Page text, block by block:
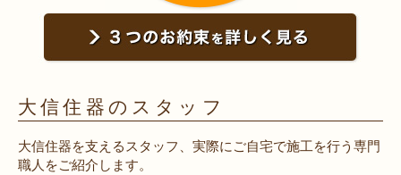
大信住器のスタッフ
大信住器を支えるスタッフ、実際にご自宅で施工を行う専門
職人をご紹介します。